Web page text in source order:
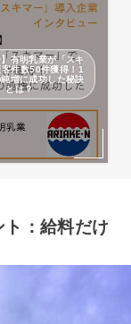
有明乳業が「スキ
件数50件獲得！1
増に成功した秘訣
とは？
ト：給料だけ